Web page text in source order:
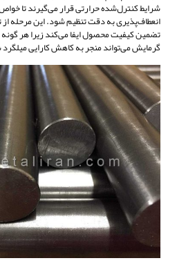
شرایط کنترل‌شده حرارتی قرار می‌گیرند تا
انعطاف‌پذیری به دقت تنظیم شود. این مرحله
تضمین کیفیت محصول ایفا می‌کند زیرا هر گونه
گرمایش می‌تواند منجر به کاهش کارایی